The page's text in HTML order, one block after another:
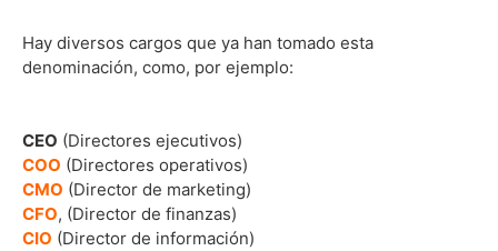
Hay diversos cargos que ya han tomado esta
denominación, como, por ejemplo:
CEO (Directores ejecutivos)
COO (Directores operativos)
CMO (Director de marketing)
CFO, (Director de finanzas)
CIO (Director de información)